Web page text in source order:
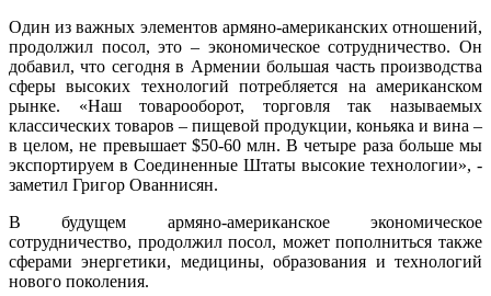
Один из важных элементов армяно-американских отношений,
продолжил посол, это – экономическое сотрудничество. Он
добавил, что сегодня в Армении большая часть производства
сферы высоких технологий потребляется на американском
рынке. «Наш товарооборот, торговля так называемых
классических товаров – пищевой продукции, коньяка и вина –
в целом, не превышает $50-60 млн. В четыре раза больше мы
экспортируем в Соединенные Штаты высокие технологии», -
заметил Григор Ованнисян.
В будущем армяно-американское экономическое
сотрудничество, продолжил посол, может пополниться также
сферами энергетики, медицины, образования и технологий
нового поколения.